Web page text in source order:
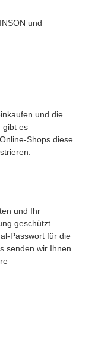
und
und die
gibt es
Shops diese
und Ihr
geschützt.
Passwort für die
senden wir Ihnen